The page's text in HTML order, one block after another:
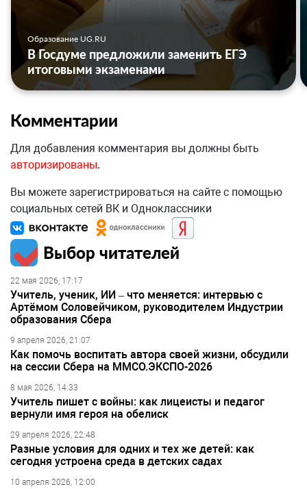
Образование UG.RU
В Госдуме предложили заменить ЕГЭ
итоговыми экзаменами
Комментарии
Для добавления комментария вы должны быть
авторизированы.
Вы можете зарегистрироваться на сайте с помощью
социальных сетей ВК и Одноклассники
Выбор читателей
22 мая 2026, 17:17
Учитель, ученик, ИИ – что меняется: интервью с
Артёмом Соловейчиком, руководителем Индустрии
образования Сбера
9 апреля 2026, 21:07
Как помочь воспитать автора своей жизни, обсудили
на сессии Сбера на ММСО.ЭКСПО-2026
8 мая 2026, 14:33
Учитель пишет с войны: как лицеисты и педагог
вернули имя героя на обелиск
29 апреля 2026, 22:48
Разные условия для одних и тех же детей: как
сегодня устроена среда в детских садах
10 апреля 2026, 12:00